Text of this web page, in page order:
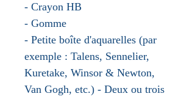
- Crayon HB
- Gomme
- Petite boîte d'aquarelles (par
exemple : Talens, Sennelier,
Kuretake, Winsor & Newton,
Van Gogh, etc.) - Deux ou trois